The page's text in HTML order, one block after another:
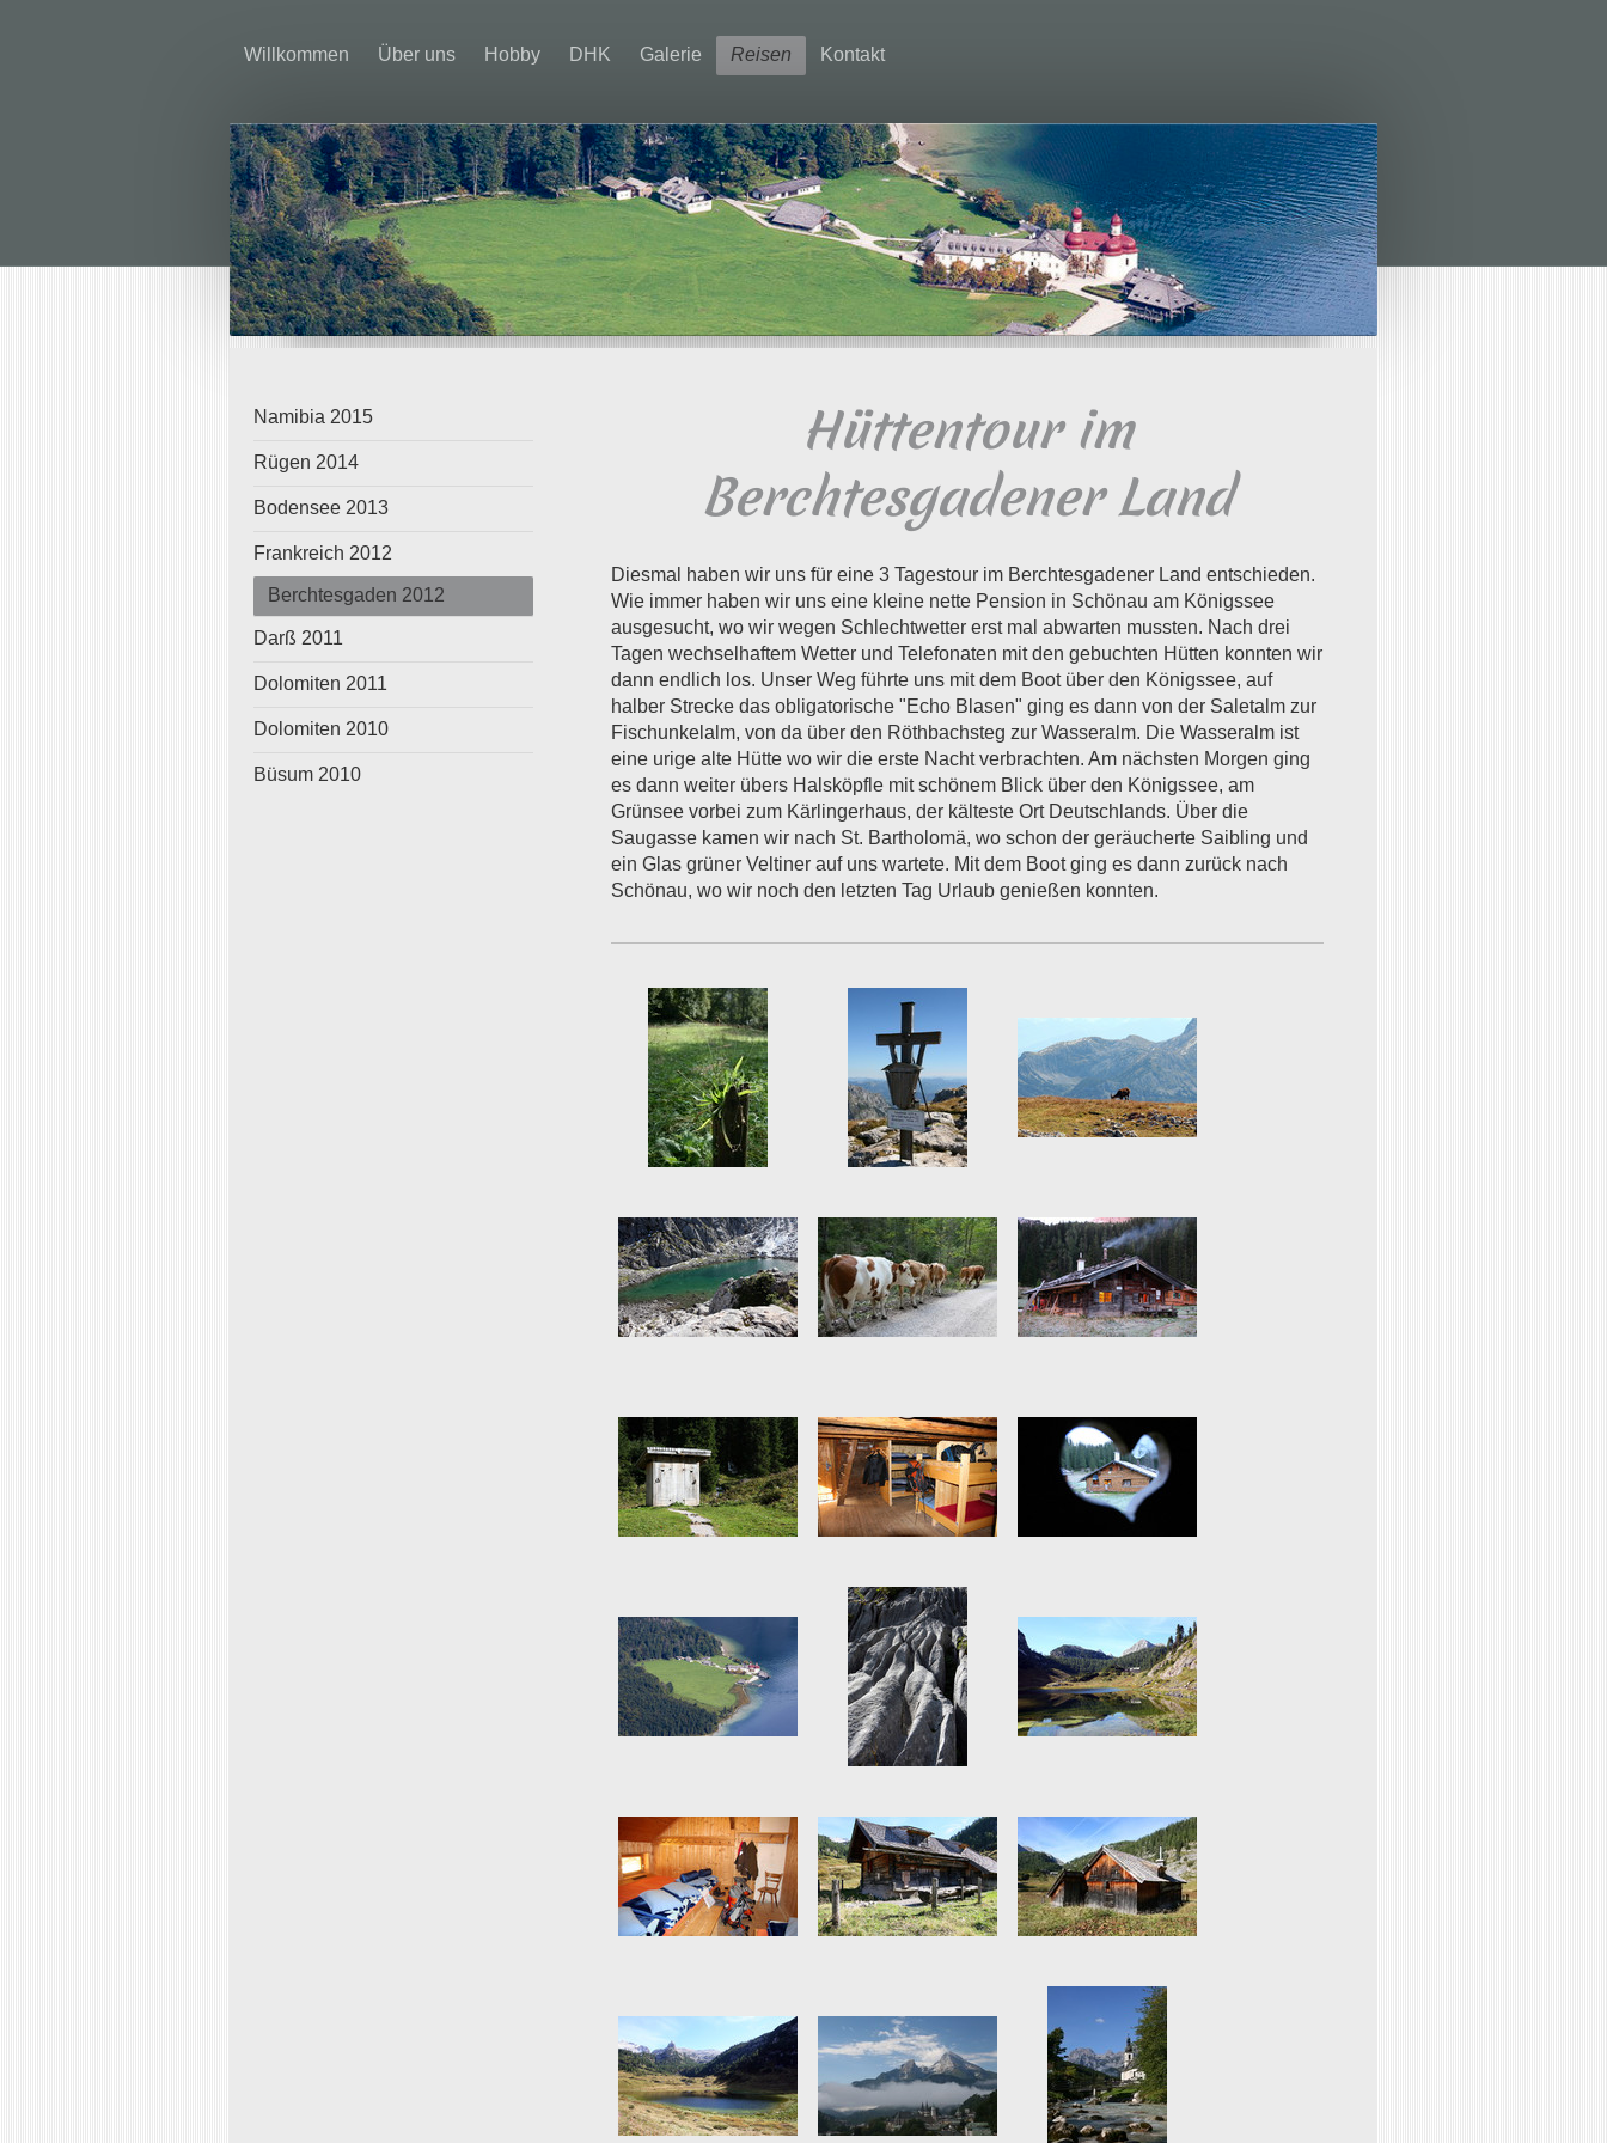
Willkommen Über uns Hobby DHK Galerie Reisen Kontakt
Hüttentour im
Berchtesgadener Land
Diesmal haben wir uns für eine 3 Tagestour im Berchtesgadener Land entschieden.
Wie immer haben wir uns eine kleine nette Pension in Schönau am Königssee
ausgesucht, wo wir wegen Schlechtwetter erst mal abwarten mussten. Nach drei
Tagen wechselhaftem Wetter und Telefonaten mit den gebuchten Hütten konnten wir
dann endlich los. Unser Weg führte uns mit dem Boot über den Königssee, auf
halber Strecke das obligatorische "Echo Blasen" ging es dann von der Saletalm zur
Fischunkelalm, von da über den Röthbachsteg zur Wasseralm. Die Wasseralm ist
eine urige alte Hütte wo wir die erste Nacht verbrachten. Am nächsten Morgen ging
es dann weiter übers Halsköpfle mit schönem Blick über den Königssee, am
Grünsee vorbei zum Kärlingerhaus, der kälteste Ort Deutschlands. Über die
Saugasse kamen wir nach St. Bartholomä, wo schon der geräucherte Saibling und
ein Glas grüner Veltiner auf uns wartete. Mit dem Boot ging es dann zurück nach
Schönau, wo wir noch den letzten Tag Urlaub genießen konnten.
Namibia 2015
Rügen 2014
Bodensee 2013
Frankreich 2012
Berchtesgaden 2012
Darß 2011
Dolomiten 2011
Dolomiten 2010
Büsum 2010